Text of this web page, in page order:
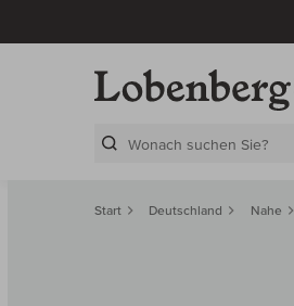
Start Deutschland Nahe